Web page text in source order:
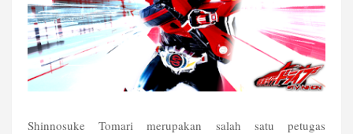
Shinnosuke Tomari merupakan salah satu petugas